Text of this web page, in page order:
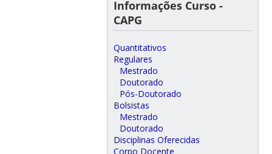
Informações Curso -
CAPG
Quantitativos
Regulares
Mestrado
Doutorado
Pós-Doutorado
Bolsistas
Mestrado
Doutorado
Disciplinas Oferecidas
Corpo Docente